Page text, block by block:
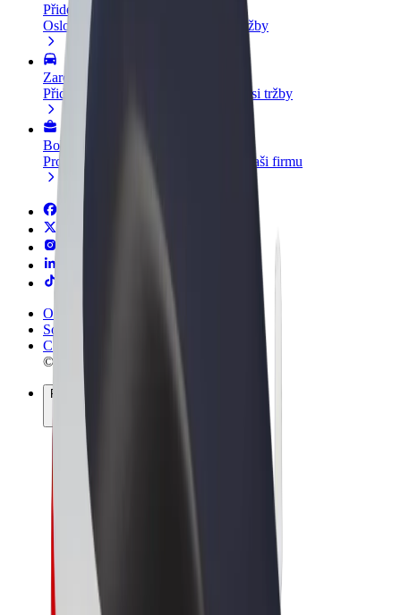
Přidejte restauraci nebo obchod
Oslovte více zákazníků a zvyšte si tržby
Zaregistrujte se jako flotilový partner
Přidejte svou flotilu k Boltu a zvyšte si tržby
Bolt for Business
Produkty a služby Boltu přesně pro vaši firmu
Obchodní podmínky
Soukromí
Cookies
© 2026 Bolt Technology OÜ
Produkty
Jízdy
Koloběžky
Bolt Market
Bolt Food
Bolt Drive
Bolt for Business